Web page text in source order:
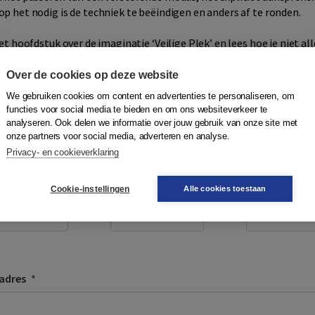
het nodig is de techniek te beëindigen en anders af te ronden.
hoofdstuk over de imaginatie ‘Veilige Plek’ en lees hoe je niet
handelt wanneer het proces complexer wordt.
Ontvang de gratis download in je mailbox
Tussenvoegsel Achternaam
Over de cookies op deze website
We gebruiken cookies om content en advertenties te personaliseren, om
functies voor social media te bieden en om ons websiteverkeer te
analyseren. Ook delen we informatie over jouw gebruik van onze site met
onze partners voor social media, adverteren en analyse.
Privacy- en cookieverklaring
Cookie-instellingen Alle cookies toestaan